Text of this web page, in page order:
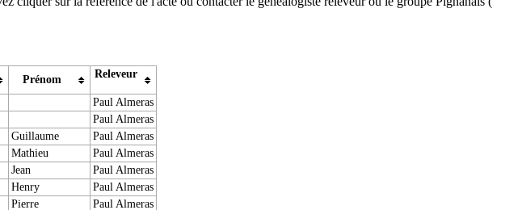
Prénom Releveur
Paul Almeras
Paul Almeras
Guillaume
Paul Almeras
Mathieu
Paul Almeras
Jean
Paul Almeras
Henry
Paul Almeras
Pierre
Paul Almeras